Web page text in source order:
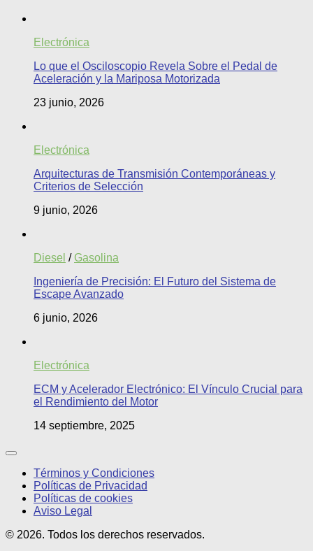
Electrónica
Lo que el Osciloscopio Revela Sobre el Pedal de
Aceleración y la Mariposa Motorizada
23 junio, 2026
Electrónica
Arquitecturas de Transmisión Contemporáneas y
Criterios de Selección
9 junio, 2026
Diesel / Gasolina
Ingeniería de Precisión: El Futuro del Sistema de
Escape Avanzado
6 junio, 2026
Electrónica
ECM y Acelerador Electrónico: El Vínculo Crucial para
el Rendimiento del Motor
14 septiembre, 2025
Términos y Condiciones
Políticas de Privacidad
Políticas de cookies
Aviso Legal
© 2026. Todos los derechos reservados.